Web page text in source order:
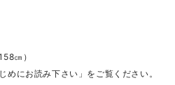
㎝）
めにお読み下さい」をご覧ください。